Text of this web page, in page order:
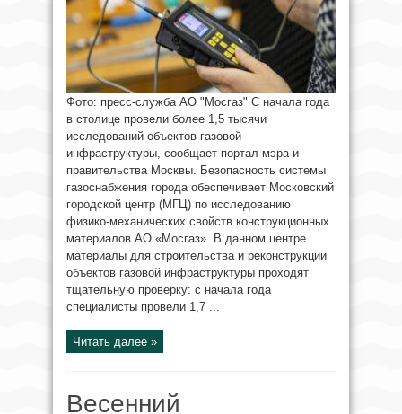
Фото: пресс-служба АО "Мосгаз" С начала года
в столице провели более 1,5 тысячи
исследований объектов газовой
инфраструктуры, сообщает портал мэра и
правительства Москвы. Безопасность системы
газоснабжения города обеспечивает Московский
городской центр (МГЦ) по исследованию
физико-механических свойств конструкционных
материалов АО «Мосгаз». В данном центре
материалы для строительства и реконструкции
объектов газовой инфраструктуры проходят
тщательную проверку: с начала года
специалисты провели 1,7 ...
Читать далее »
Весенний